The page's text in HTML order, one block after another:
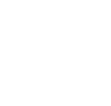
-
-